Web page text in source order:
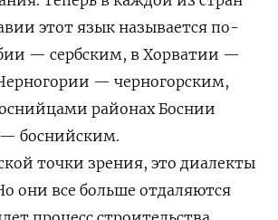
этот язык называется по-
— сербским, в Хорватии —
— черногорским,
районах Боснии
— боснийским.
точки зрения, это диалекты
они все больше отдаляются